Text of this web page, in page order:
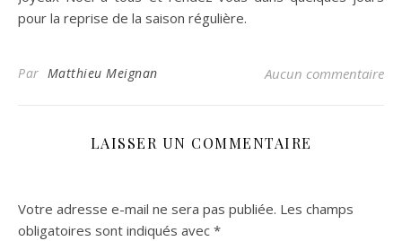
pour la reprise de la saison régulière.
Par Matthieu Meignan Aucun commentaire
LAISSER UN COMMENTAIRE
Votre adresse e-mail ne sera pas publiée. Les champs
obligatoires sont indiqués avec *